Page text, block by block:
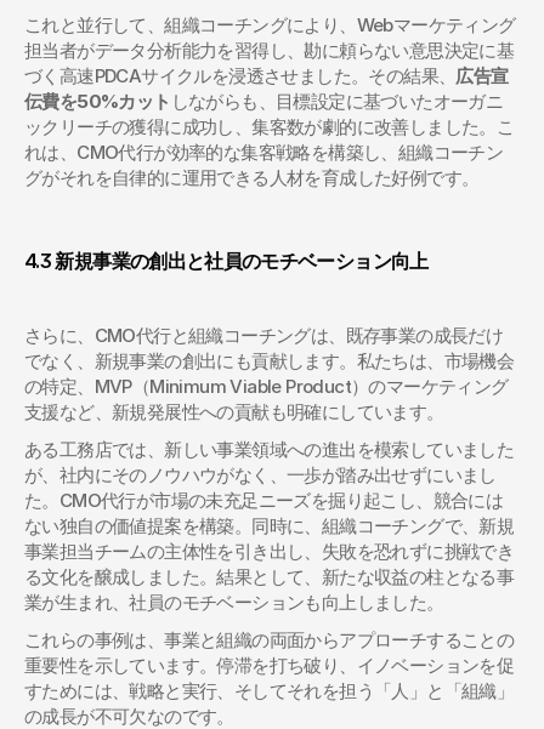
これと並行して、組織コーチングにより、Webマーケティング
担当者がデータ分析能力を習得し、勘に頼らない意思決定に基
づく高速PDCAサイクルを浸透させました。その結果、 広告宣
伝費を50%カット しながらも、目標設定に基づいたオーガニ
ックリーチの獲得に成功し、集客数が劇的に改善しました。こ
れは、CMO代行が効率的な集客戦略を構築し、組織コーチン
グがそれを自律的に運用できる人材を育成した好例です。
4.3 新規事業の創出と社員のモチベーション向上
さらに、CMO代行と組織コーチングは、既存事業の成長だけ
でなく、新規事業の創出にも貢献します。私たちは、市場機会
の特定、MVP（Minimum Viable Product）のマーケティング
支援など、新規発展性への貢献も明確にしています。
ある工務店では、新しい事業領域への進出を模索していました
が、社内にそのノウハウがなく、一歩が踏み出せずにいまし
た。CMO代行が市場の未充足ニーズを掘り起こし、競合には
ない独自の価値提案を構築。同時に、組織コーチングで、新規
事業担当チームの主体性を引き出し、失敗を恐れずに挑戦でき
る文化を醸成しました。結果として、新たな収益の柱となる事
業が生まれ、社員のモチベーションも向上しました。
これらの事例は、事業と組織の両面からアプローチすることの
重要性を示しています。停滞を打ち破り、イノベーションを促
すためには、戦略と実行、そしてそれを担う「人」と「組織」
の成長が不可欠なのです。